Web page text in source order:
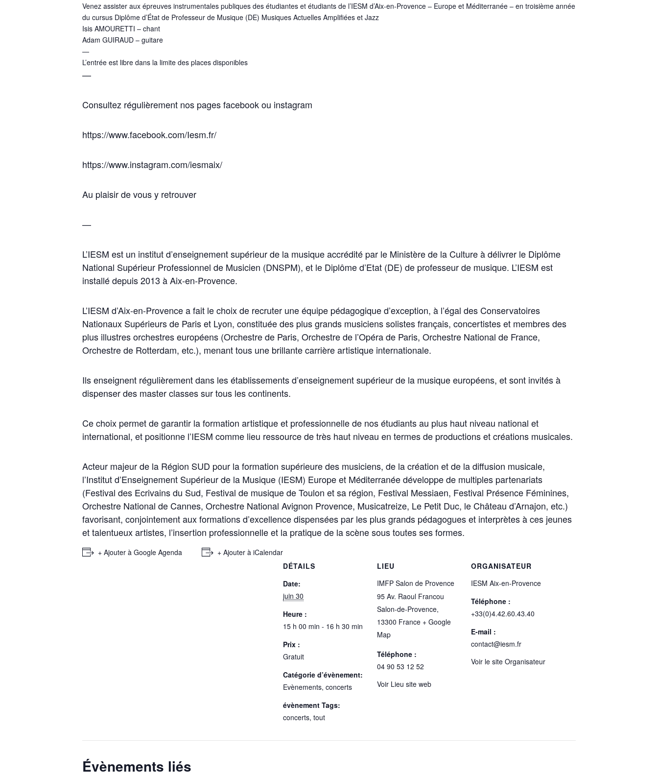
Venez assister aux épreuves instrumentales publiques des étudiantes et étudiants de l’IESM d’Aix-en-Provence – Europe et Méditerranée – en troisième année
du cursus Diplôme d’État de Professeur de Musique (DE) Musiques Actuelles Amplifiées et Jazz
Isis AMOURETTI – chant
Adam GUIRAUD – guitare
—
L’entrée est libre dans la limite des places disponibles
—
Consultez régulièrement nos pages facebook ou instagram
https://www.facebook.com/Iesm.fr/
https://www.instagram.com/iesmaix/
Au plaisir de vous y retrouver
—
L’IESM est un institut d’enseignement supérieur de la musique accrédité par le Ministère de la Culture à délivrer le Diplôme
National Supérieur Professionnel de Musicien (DNSPM), et le Diplôme d’Etat (DE) de professeur de musique. L’IESM est
installé depuis 2013 à Aix-en-Provence.
L’IESM d’Aix-en-Provence a fait le choix de recruter une équipe pédagogique d’exception, à l’égal des Conservatoires
Nationaux Supérieurs de Paris et Lyon, constituée des plus grands musiciens solistes français, concertistes et membres des
plus illustres orchestres européens (Orchestre de Paris, Orchestre de l’Opéra de Paris, Orchestre National de France,
Orchestre de Rotterdam, etc.), menant tous une brillante carrière artistique internationale.
Ils enseignent régulièrement dans les établissements d’enseignement supérieur de la musique européens, et sont invités à
dispenser des master classes sur tous les continents.
Ce choix permet de garantir la formation artistique et professionnelle de nos étudiants au plus haut niveau national et
international, et positionne l’IESM comme lieu ressource de très haut niveau en termes de productions et créations musicales.
Acteur majeur de la Région SUD pour la formation supérieure des musiciens, de la création et de la diffusion musicale,
l’Institut d’Enseignement Supérieur de la Musique (IESM) Europe et Méditerranée développe de multiples partenariats
(Festival des Ecrivains du Sud, Festival de musique de Toulon et sa région, Festival Messiaen, Festival Présence Féminines,
Orchestre National de Cannes, Orchestre National Avignon Provence, Musicatreize, Le Petit Duc, le Château d’Arnajon, etc.)
favorisant, conjointement aux formations d’excellence dispensées par les plus grands pédagogues et interprètes à ces jeunes
et talentueux artistes, l’insertion professionnelle et la pratique de la scène sous toutes ses formes.
+ Ajouter à Google Agenda
+ Ajouter à iCalendar
DÉTAILS
Date:
juin 30
Heure :
15 h 00 min - 16 h 30 min
Prix :
Gratuit
Catégorie d’évènement:
Evènements, concerts
évènement Tags:
concerts, tout
LIEU
IMFP Salon de Provence
95 Av. Raoul Francou
Salon-de-Provence,
13300 France + Google
Map
Téléphone :
04 90 53 12 52
Voir Lieu site web
ORGANISATEUR
IESM Aix-en-Provence
Téléphone :
+33(0)4.42.60.43.40
E-mail :
contact@iesm.fr
Voir le site Organisateur
Évènements liés